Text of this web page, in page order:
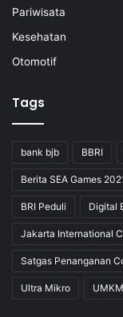
Pariwisata
Kesehatan
Otomotif
Tags
bank bjb BBRI
Berita SEA Games
BRI Peduli Digital
Jakarta International
Satgas Penanganan
Ultra Mikro UMKM